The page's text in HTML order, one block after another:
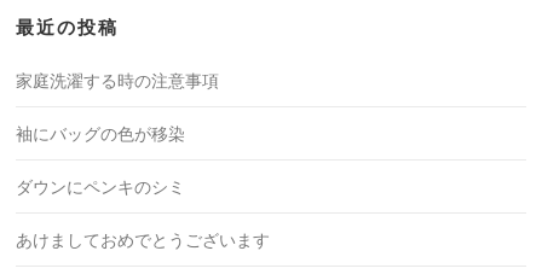
最近の投稿
家庭洗濯する時の注意事項
袖にバッグの色が移染
ダウンにペンキのシミ
あけましておめでとうございます